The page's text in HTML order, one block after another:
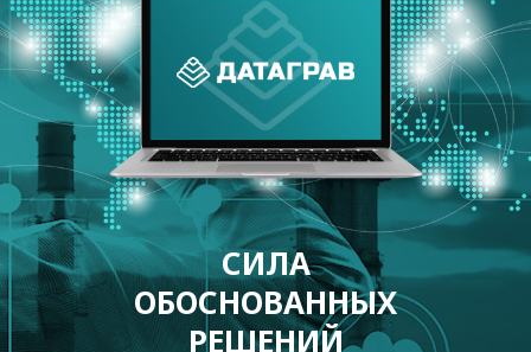
СИЛА
ОБОСНОВАННЫХ
РЕШЕНИЙ